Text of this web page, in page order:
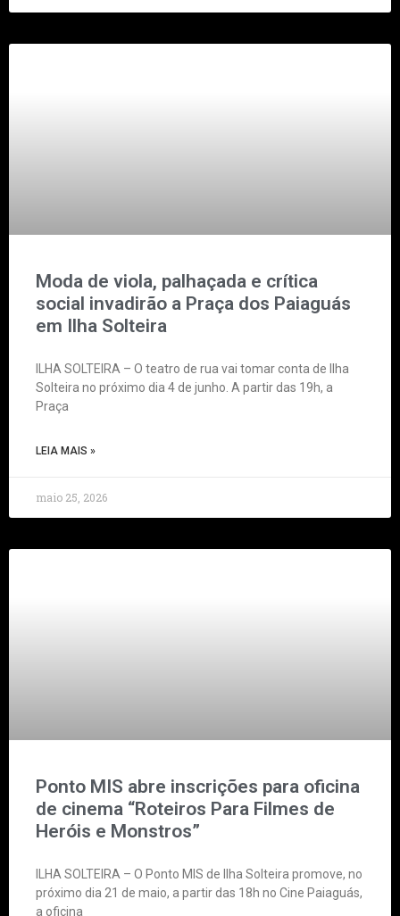
Moda de viola, palhaçada e crítica
social invadirão a Praça dos Paiaguás
em Ilha Solteira
ILHA SOLTEIRA – O teatro de rua vai tomar conta de Ilha
Solteira no próximo dia 4 de junho. A partir das 19h, a
Praça
LEIA MAIS »
maio 25, 2026
Ponto MIS abre inscrições para oficina
de cinema “Roteiros Para Filmes de
Heróis e Monstros”
ILHA SOLTEIRA – O Ponto MIS de Ilha Solteira promove, no
próximo dia 21 de maio, a partir das 18h no Cine Paiaguás,
a oficina